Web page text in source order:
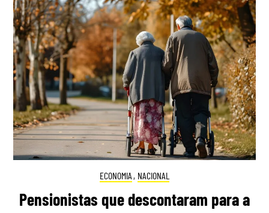
ECONOMIA , NACIONAL
Pensionistas que descontaram para a